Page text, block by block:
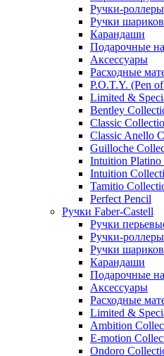
Ручки-роллеры
Ручки
Карандаши
Подарочные
Аксессуары
Расходные
P.O.T.Y. (Pen
Limited &
Bentley
Classic
Classic Anello
Guilloche
Intuition
Intuition
Tamitio
Perfect Pencil
Ручки Faber-Castell
Ручки
Ручки-роллеры
Ручки
Карандаши
Подарочные
Аксессуары
Расходные
Limited &
Ambition
E-motion
Ondoro